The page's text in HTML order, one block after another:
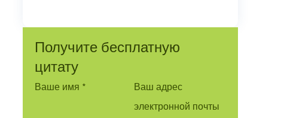
Получите бесплатную
цитату
Ваше имя * Ваш адрес
электронной почты